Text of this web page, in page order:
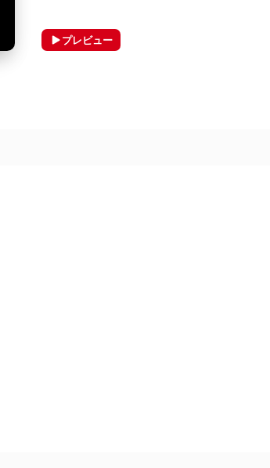
プレビュー